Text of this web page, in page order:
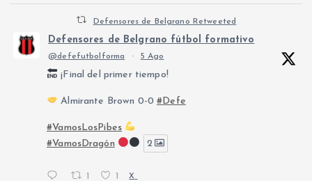
Defensores de Belgrano Retweeted
Defensores de Belgrano fútbol formativo
@defefutbolforma · 5 Ago
¡Final del primer tiempo!
Almirante Brown 0-0#Defe
#VamosLosPibes
#VamosDragón
2
X